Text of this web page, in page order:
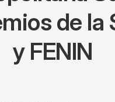
de la
y FENIN